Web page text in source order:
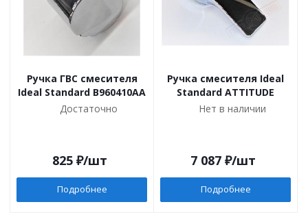
Ручка ГВС смесителя
Ideal Standard B960410AA
Достаточно
825₽/шт
Подробнее
Ручка смесителя Ideal
Standard ATTITUDE
Нет в наличии
7 087 ₽/шт
Подробнее